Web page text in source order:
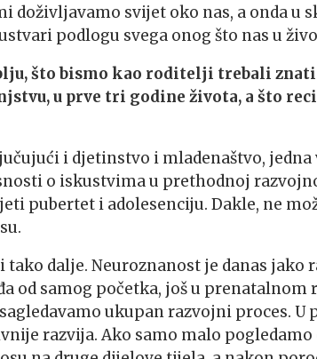
doživljavamo svijet oko nas, a onda u
podlogu svega onog što nas u
što bismo kao roditelji trebali
u prve tri godine života, a što
i djetinstvo i mladenaštvo,
o iskustvima u prethodnoj
pubertet i adolesenciju. Dakle, ne
dalje. Neuroznanost je danas jako
od samog početka, još u prenatalnom
ukupan razvojni proces. U
razvija. Ako samo malo